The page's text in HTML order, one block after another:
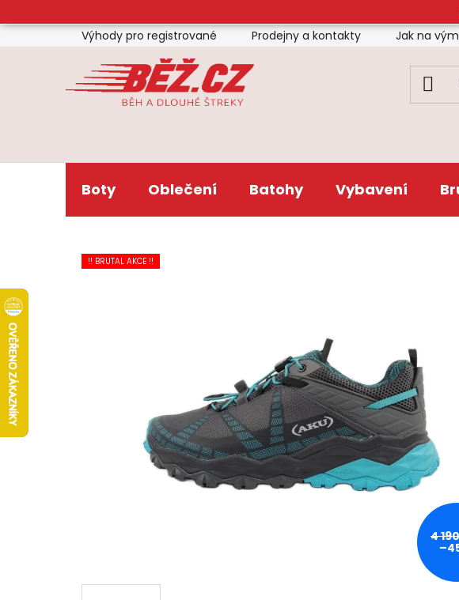
na
obsah
Výhody pro registrované Prodejny a kontakty Jak na
Boty Oblečení Batohy Vybavení
!! BRUTAL AKCE !!
4